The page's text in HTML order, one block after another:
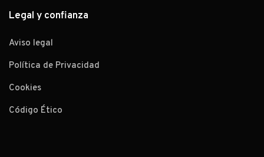
Legal y confianza
Aviso legal
Política de Privacidad
Cookies
Código Ético